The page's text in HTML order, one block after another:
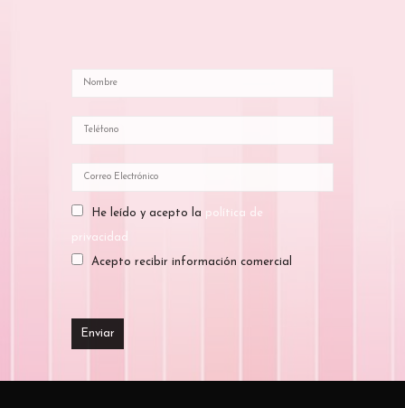
He leído y acepto la política de
privacidad
Acepto recibir información comercial